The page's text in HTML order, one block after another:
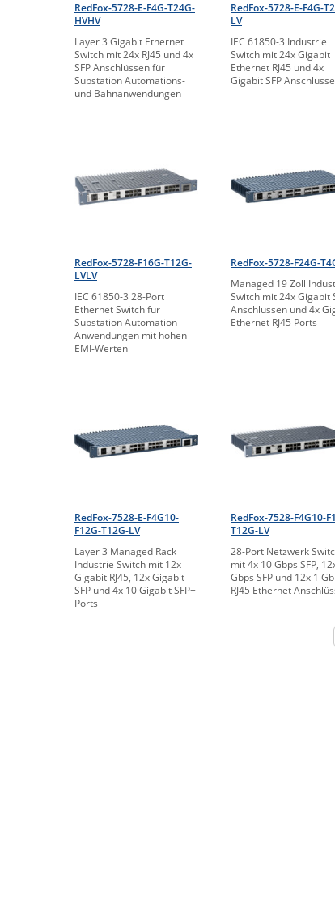
RedFox-5728-E-F4G-T24G-
HVHV
Layer 3 Gigabit Ethernet
Switch mit 24x RJ45 und 4x
SFP Anschlüssen für
Substation Automations-
und Bahnanwendungen
RedFox-5728-E-F4G-
LV
IEC 61850-3 Industrie
Switch mit 24x Gigabit
Ethernet RJ45 und 4x
Gigabit SFP
RedFox-5728-F16G-T12G-
LVLV
IEC 61850-3 28-Port
Ethernet Switch für
Substation Automation
Anwendungen mit hohen
EMI-Werten
RedFox-5728-F24G-
Managed 19 Zoll
Switch mit 24x Gigabit
Anschlüssen und 4x
Ethernet RJ45 Ports
RedFox-7528-E-F4G10-
F12G-T12G-LV
Layer 3 Managed Rack
Industrie Switch mit 12x
Gigabit RJ45, 12x Gigabit
SFP und 4x 10 Gigabit SFP+
Ports
RedFox-7528-F4G10-
T12G-LV
28-Port Netzwerk
mit 4x 10 Gbps SFP,
Gbps SFP und 12x 1
RJ45 Ethernet